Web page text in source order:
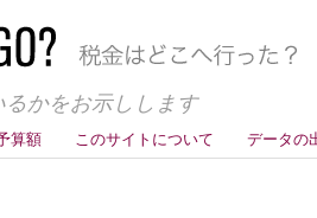
かをお示しします
データの
このサイトについて
算額